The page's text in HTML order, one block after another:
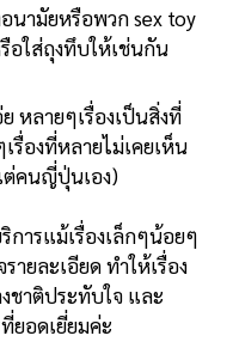
นามัยหรือพวก sex toy
อใส่ถุงทึบให้เช่นกัน
หลายๆเรื่องเป็นสิ่งที่
รื่องที่หลายไม่เคยเห็น
ต่คนญี่ปุ่นเอง)
การแม้เรื่องเล็กๆน้อยๆ
ายละเอียด ทำให้เรื่อง
ชาติประทับใจ และ
ยอดเยี่ยมค่ะ